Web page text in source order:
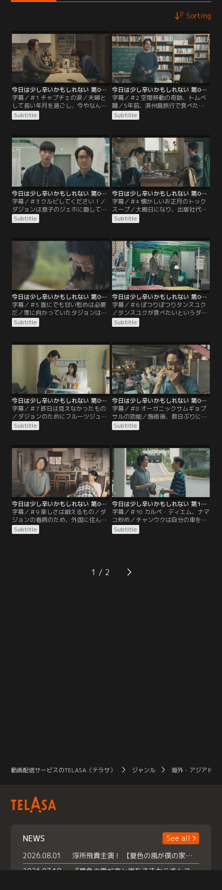
Sorting
今日は少し辛いかもしれない 第01話／字幕
字幕／＃1 チャプチェの涙／夫婦と
して長い年月を過ごし、今やなんだ
か気まずくなってしまったチャンウ
クとダジョン。 ある日、チャンウク
め料理に挑戦するようになる。
Subtitle
今日は少し辛いかもしれない 第02話／字幕
字幕／＃2 空間移動の奇跡、トムべ
麺／5年前、済州島旅行で食べたト
ムべ麺が食べたくなったというダジ
ョンのため、 チャンウクはあの時の
るため奮闘する。
Subtitle
今日は少し辛いかもしれない 第03話／字幕
字幕／＃3 クルビしてください！／
ダジョンは息子のジェホに隠してき
た自分の病気を告白する。 一方、人
文学の受講生たちからクルビをプレ
ために直接麦イシモチを作って叫
ぶ。 「クルビしてください！」
Subtitle
今日は少し辛いかもしれない 第04話／字幕
字幕／＃4 懐かしいお正月のトック
スープ／大晦日になり、出版社代表
のダジョンは久しぶりに会社を訪問
するためチャンウクと外出準備をす
大学不合格に、心無い言葉でむしろ
彼女を傷つけてしまうが…
Subtitle
今日は少し辛いかもしれない 第05話／字幕
字幕／＃5 誰にでも甘い慰めは必要
だ／家に向かっていたタジョンは、
ふと樹木葬の場所に向かう。 自分も
こんなに跡だけが残るのかな？ その
ートムースケーキを片隅で味わう。
まだこの人生を味わいたい。
Subtitle
今日は少し辛いかもしれない 第06話／字幕
字幕／＃6 ぽつりぽつりタンスユク
／タンスユクが食べたいというダジ
ョンのために中華鍋を買ったチャン
ウク。 しかし、材料の準備に思った
しになってしまうが…
Subtitle
今日は少し辛いかもしれない 第07話／字幕
字幕／＃7 昨日は見えなかったもの
／ダジョンのためにフルーツジュー
スを用意するチャンウク。 マンゴ
ー、トマト、キャベツなど、あらゆ
医師から断食の指示が出され…
Subtitle
今日は少し辛いかもしれない 第08話／字幕
字幕／＃8 オーガニックサムギョプ
サルの効能／施術後、数日ぶりに出
たダジョンのおならに希望の一筋が
見えてきた。しっかり焼いたオーガ
いうダジョンのためにチャンウクと
ジェホはこっそり屋上キャンプを準
備する。
Subtitle
今日は少し辛いかもしれない 第09話／字幕
字幕／＃9 楽しさは鍛えるもの／ダ
ジョンの看病のため、外国に住んで
いたダジョンの妹が帰国。病気の家
族がいる人にも普通の人生がある。
Subtitle
今日は少し辛いかもしれない 第10話／字幕
字幕／＃10 カルペ・ディエム、ナマ
コ炒め／チャンウクは自分の車を売
ってほしいというダジョンの頼みで
中古車を売りに外出するが、突然ナ
なく…
Subtitle
1
動画配信サービスのTELASA（テラサ） ジャンル 海外・アジアドラ
NEWS
See all
2026.08.01
浮所飛貴主演！ 【夏色の風が僕の家にやってきた】 本日よりテラサで独占配信スタート！
2026.07.18
『夏色の雲が恋と嵐をまきおこす』スペシャルメイキング 【Part1】2026年７月18日（土）23時30分～配信スタート！話題のシーンの裏側を大公開！豪華キャスト大集合！ 『武宮家 真夏の家族会議』開催！